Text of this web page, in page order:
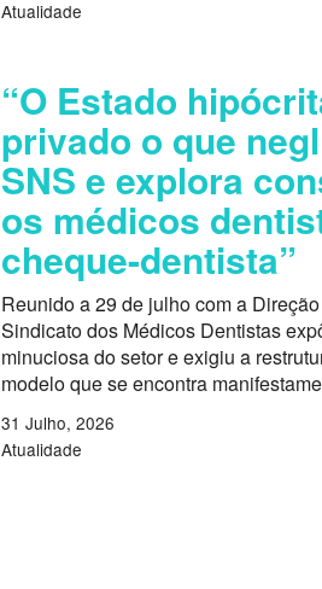
Atualidade
“O Estado
privado o que
SNS e explora
os médicos
cheque-dentista”
Reunido a 29 de julho com a
Sindicato dos Médicos Dentistas
minuciosa do setor e exigiu a
modelo que se encontra
31 Julho, 2026
Atualidade